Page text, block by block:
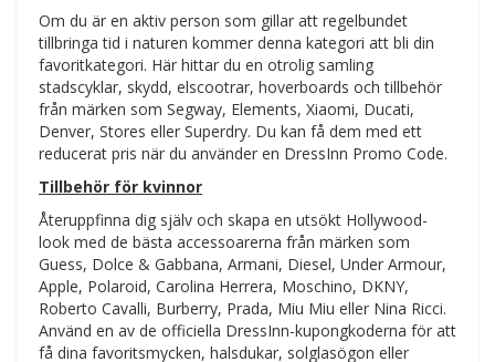
Om du är en aktiv person som gillar att regelbundet
tillbringa tid i naturen kommer denna kategori att bli din
favoritkategori. Här hittar du en otrolig samling
stadscyklar, skydd, elscootrar, hoverboards och tillbehör
från märken som Segway, Elements, Xiaomi, Ducati,
Denver, Stores eller Superdry. Du kan få dem med ett
reducerat pris när du använder en DressInn Promo Code.
Tillbehör för kvinnor
Återuppfinna dig själv och skapa en utsökt Hollywood-
look med de bästa accessoarerna från märken som
Guess, Dolce & Gabbana, Armani, Diesel, Under Armour,
Apple, Polaroid, Carolina Herrera, Moschino, DKNY,
Roberto Cavalli, Burberry, Prada, Miu Miu eller Nina Ricci.
Använd en av de officiella DressInn-kupongkoderna för att
få dina favoritsmycken, halsdukar, solglasögon eller